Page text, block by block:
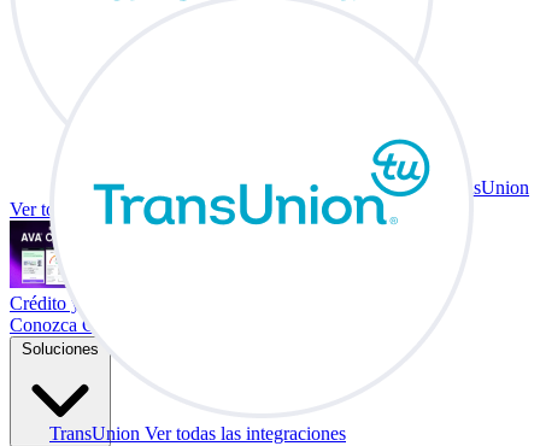
TransUnion Ver todas las integraciones
TransUnion
Ver todas las integraciones
Crédito y vehículo a cambio en su escritorio.
Conozca Co-Driver
Soluciones